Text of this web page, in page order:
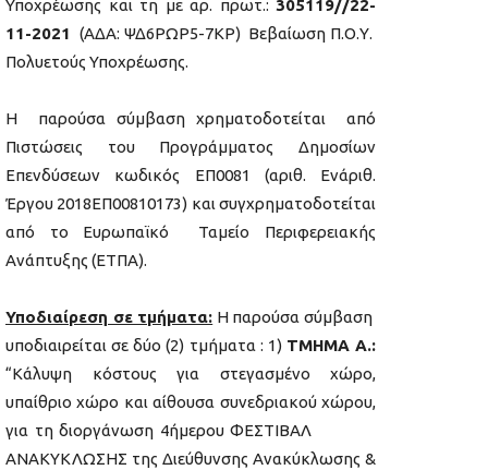
Υποχρέωσης και τη με αρ. πρωτ.: 305119//22-
11-2021 (ΑΔΑ: ΨΔ6ΡΩΡ5-7ΚΡ) Βεβαίωση Π.Ο.Υ.
Πολυετούς Υποχρέωσης.
Η παρούσα σύμβαση χρηματοδοτείται από
Πιστώσεις του Προγράμματος Δημοσίων
Επενδύσεων κωδικός ΕΠ0081 (αριθ. Ενάριθ.
Έργου 2018ΕΠ00810173) και συγχρηματοδοτείται
από το Ευρωπαϊκό Ταμείο Περιφερειακής
Ανάπτυξης (ΕΤΠΑ).
Υποδιαίρεση σε τμήματα: Η παρούσα σύμβαση
υποδιαιρείται σε δύο (2) τμήματα : 1) ΤΜΗΜΑ Α.:
“Κάλυψη κόστους για στεγασμένο χώρο,
υπαίθριο χώρο και αίθουσα συνεδριακού χώρου,
για τη διοργάνωση 4ήμερου ΦΕΣΤΙΒΑΛ
ΑΝΑΚΥΚΛΩΣΗΣ της Διεύθυνσης Ανακύκλωσης &